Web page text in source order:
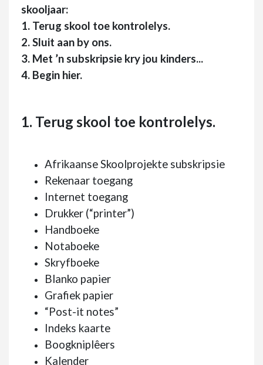
skooljaar:
1. Terug skool toe kontrolelys.
2. Sluit aan by ons.
3. Met ’n subskripsie kry jou kinders...
4. Begin hier.
1. Terug skool toe kontrolelys.
Afrikaanse Skoolprojekte subskripsie
Rekenaar toegang
Internet toegang
Drukker (“printer”)
Handboeke
Notaboeke
Skryfboeke
Blanko papier
Grafiek papier
“Post-it notes”
Indeks kaarte
Boogkniplêers
Kalender